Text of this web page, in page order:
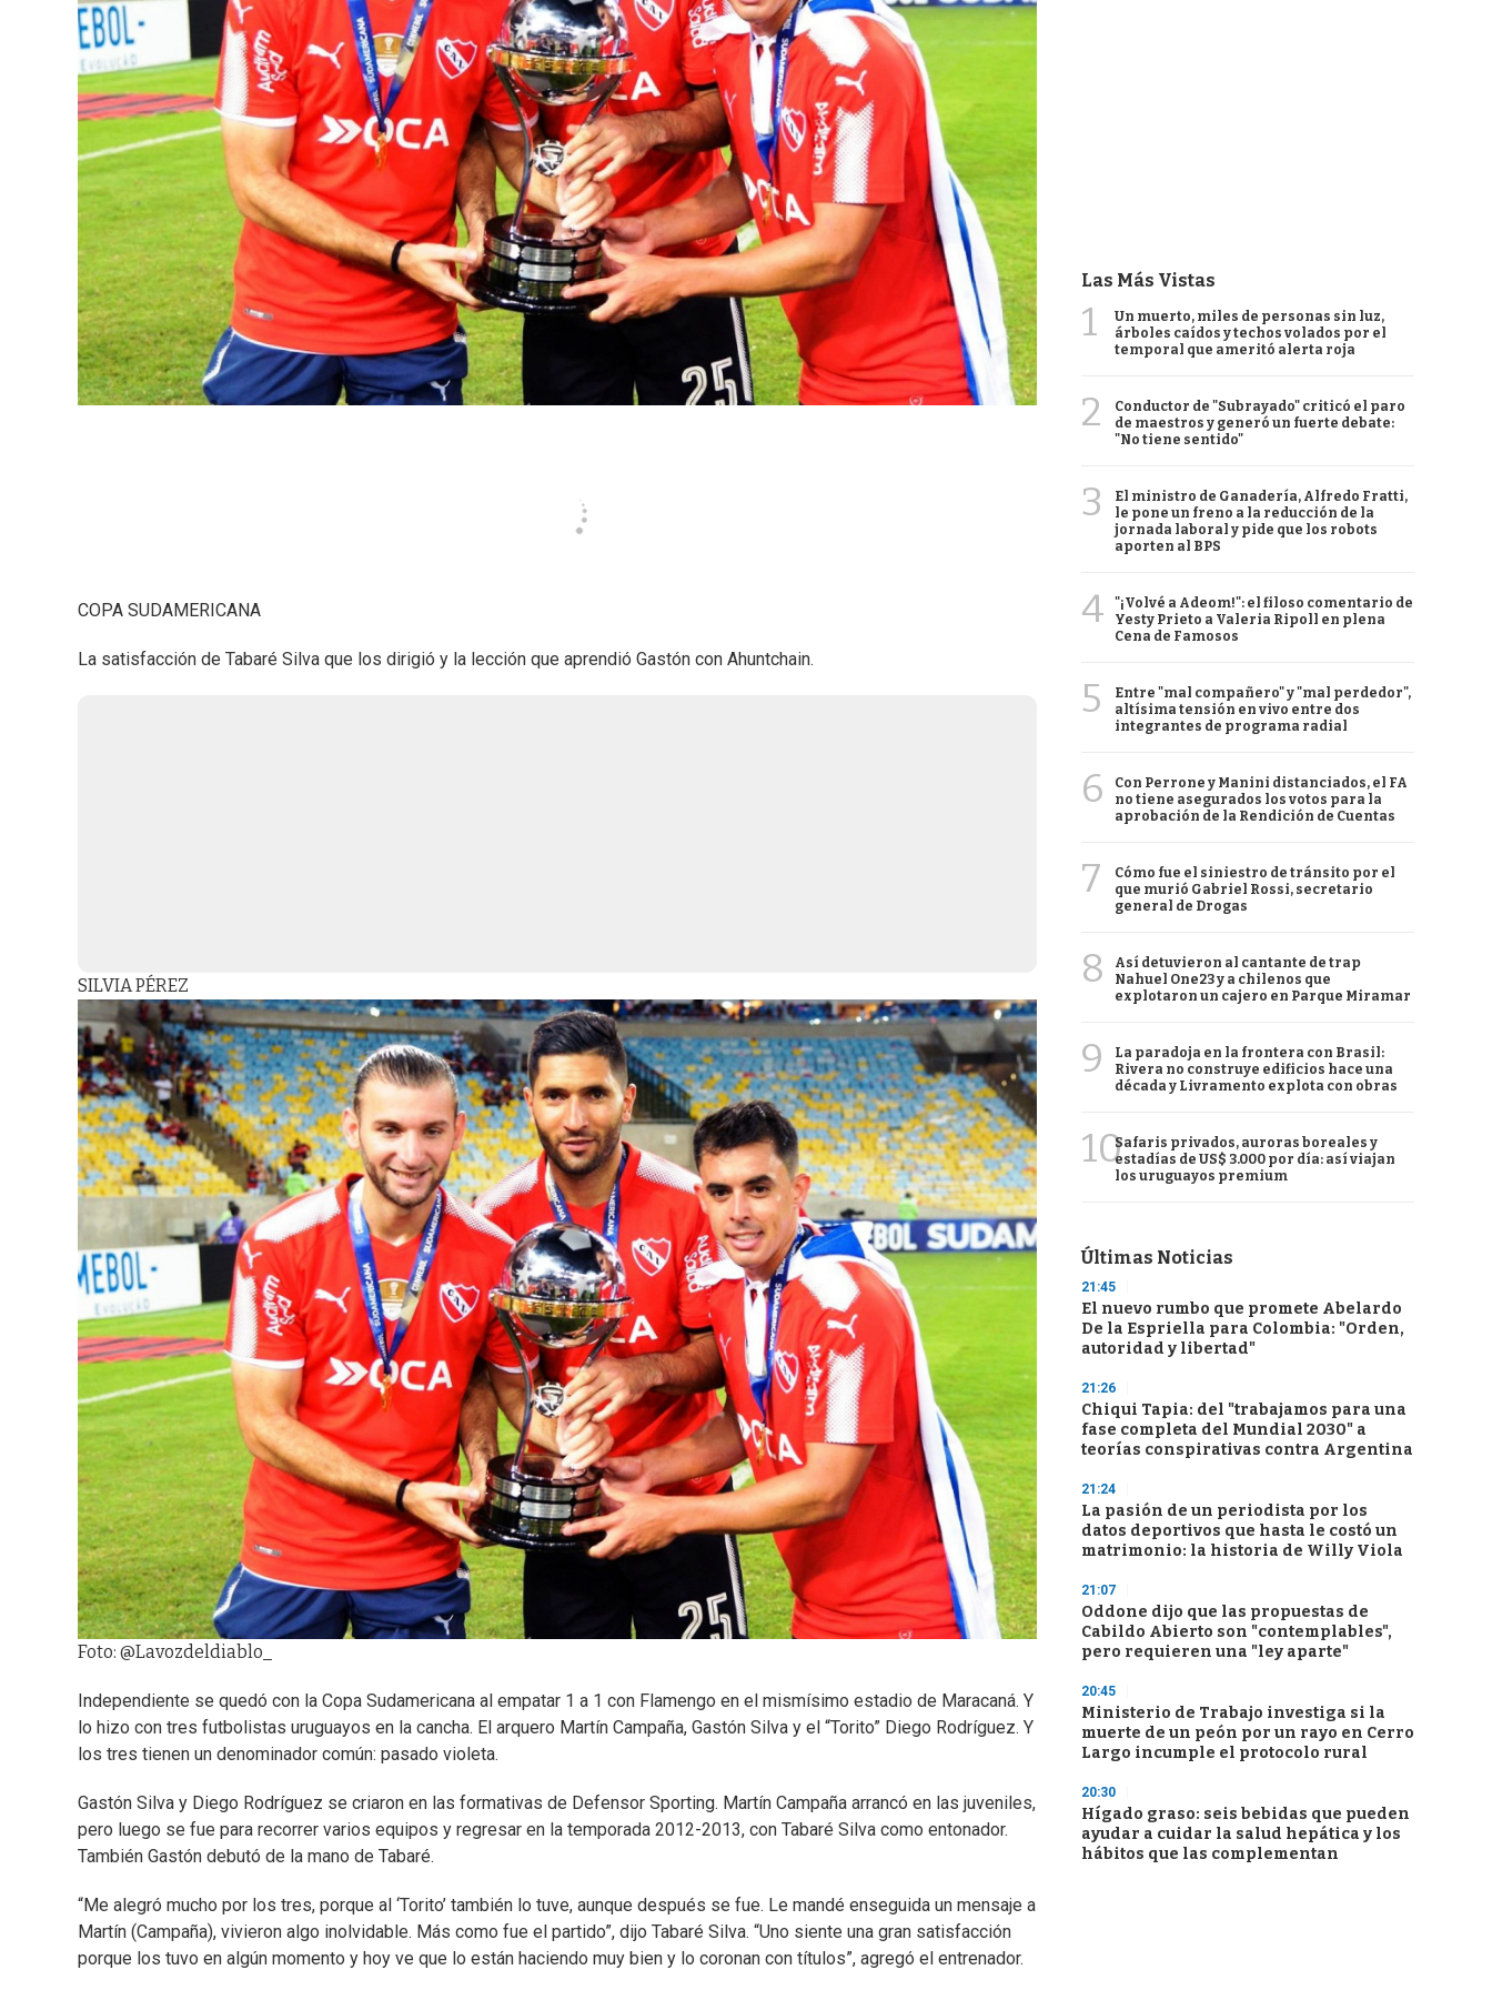
COPA SUDAMERICANA
La satisfacción de Tabaré Silva que los dirigió y la lección que aprendió Gastón con Ahuntchain.
SILVIA PÉREZ
Foto: @Lavozdeldiablo_
Independiente se quedó con la Copa Sudamericana al empatar 1 a 1 con Flamengo en el mismísimo estadio de Maracaná. Y
lo hizo con tres futbolistas uruguayos en la cancha. El arquero Martín Campaña, Gastón Silva y el “Torito” Diego Rodríguez. Y
los tres tienen un denominador común: pasado violeta.
Gastón Silva y Diego Rodríguez se criaron en las formativas de Defensor Sporting. Martín Campaña arrancó en las juveniles,
pero luego se fue para recorrer varios equipos y regresar en la temporada 2012-2013, con Tabaré Silva como entonador.
También Gastón debutó de la mano de Tabaré.
“Me alegró mucho por los tres, porque al ‘Torito’ también lo tuve, aunque después se fue. Le mandé enseguida un mensaje a
Martín (Campaña), vivieron algo inolvidable. Más como fue el partido”, dijo Tabaré Silva. “Uno siente una gran satisfacción
porque los tuvo en algún momento y hoy ve que lo están haciendo muy bien y lo coronan con títulos”, agregó el entrenador.
Las Más Vistas
1
Un muerto, miles de personas sin luz,
árboles caídos y techos volados por el
temporal que ameritó alerta roja
2
Conductor de "Subrayado" criticó el paro
de maestros y generó un fuerte debate:
"No tiene sentido"
3
El ministro de Ganadería, Alfredo Fratti,
le pone un freno a la reducción de la
jornada laboral y pide que los robots
aporten al BPS
4
"¡Volvé a Adeom!": el filoso comentario de
Yesty Prieto a Valeria Ripoll en plena
Cena de Famosos
5
Entre "mal compañero" y "mal perdedor",
altísima tensión en vivo entre dos
integrantes de programa radial
6
Con Perrone y Manini distanciados, el FA
no tiene asegurados los votos para la
aprobación de la Rendición de Cuentas
7
Cómo fue el siniestro de tránsito por el
que murió Gabriel Rossi, secretario
general de Drogas
8
Así detuvieron al cantante de trap
Nahuel One23 y a chilenos que
explotaron un cajero en Parque Miramar
9
La paradoja en la frontera con Brasil:
Rivera no construye edificios hace una
década y Livramento explota con obras
10Safaris privados, auroras boreales y
estadías de US$ 3.000 por día: así viajan
los uruguayos premium
Últimas Noticias
21:45
El nuevo rumbo que promete Abelardo
De la Espriella para Colombia: "Orden,
autoridad y libertad"
21:26
Chiqui Tapia: del "trabajamos para una
fase completa del Mundial 2030" a
teorías conspirativas contra Argentina
21:24
La pasión de un periodista por los
datos deportivos que hasta le costó un
matrimonio: la historia de Willy Viola
21:07
Oddone dijo que las propuestas de
Cabildo Abierto son "contemplables",
pero requieren una "ley aparte"
20:45
Ministerio de Trabajo investiga si la
muerte de un peón por un rayo en Cerro
Largo incumple el protocolo rural
20:30
Hígado graso: seis bebidas que pueden
ayudar a cuidar la salud hepática y los
hábitos que las complementan